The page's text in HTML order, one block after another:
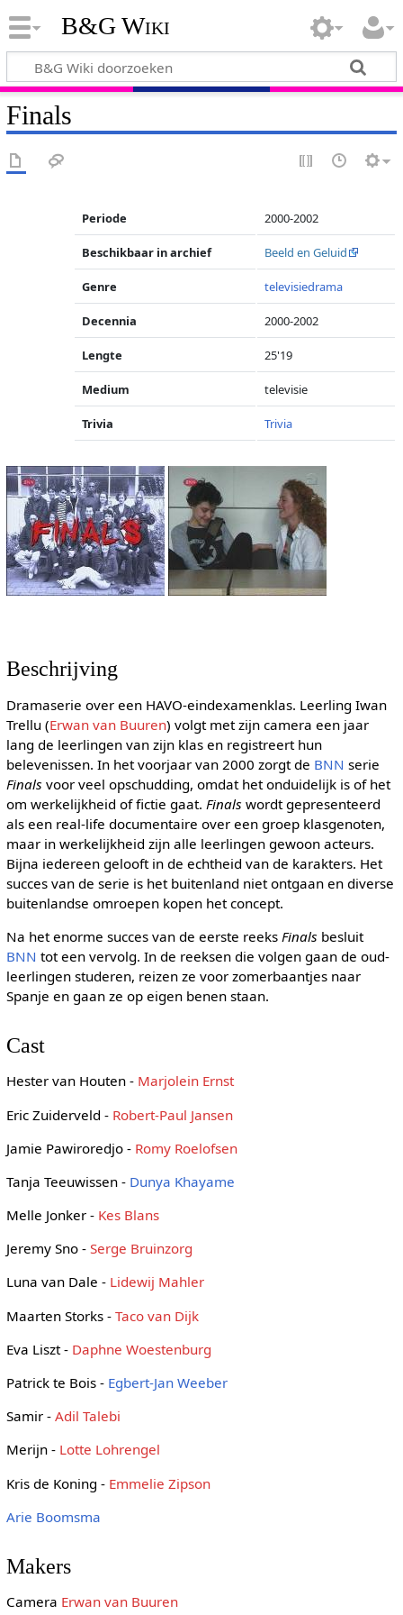
B&G Wiki
Finals
Periode 2000-2002
Beschikbaar in archief Beeld en Geluid
Genre televisiedrama
Decennia 2000-2002
Lengte 25'19
Medium televisie
Trivia Trivia
Beschrijving
Dramaserie over een HAVO-eindexamenklas. Leerling Iwan
Trellu (Erwan van Buuren) volgt met zijn camera een jaar
lang de leerlingen van zijn klas en registreert hun
belevenissen. In het voorjaar van 2000 zorgt de BNN serie
Finals voor veel opschudding, omdat het onduidelijk is of het
om werkelijkheid of fictie gaat. Finals wordt gepresenteerd
als een real-life documentaire over een groep klasgenoten,
maar in werkelijkheid zijn alle leerlingen gewoon acteurs.
Bijna iedereen gelooft in de echtheid van de karakters. Het
succes van de serie is het buitenland niet ontgaan en diverse
buitenlandse omroepen kopen het concept.
Na het enorme succes van de eerste reeks Finals besluit
BNN tot een vervolg. In de reeksen die volgen gaan de oud-
leerlingen studeren, reizen ze voor zomerbaantjes naar
Spanje en gaan ze op eigen benen staan.
Cast
Hester van Houten - Marjolein Ernst
Eric Zuiderveld - Robert-Paul Jansen
Jamie Pawiroredjo - Romy Roelofsen
Tanja Teeuwissen - Dunya Khayame
Melle Jonker - Kes Blans
Jeremy Sno - Serge Bruinzorg
Luna van Dale - Lidewij Mahler
Maarten Storks - Taco van Dijk
Eva Liszt - Daphne Woestenburg
Patrick te Bois - Egbert-Jan Weeber
Samir - Adil Talebi
Merijn - Lotte Lohrengel
Kris de Koning - Emmelie Zipson
Arie Boomsma
Makers
Camera Erwan van Buuren